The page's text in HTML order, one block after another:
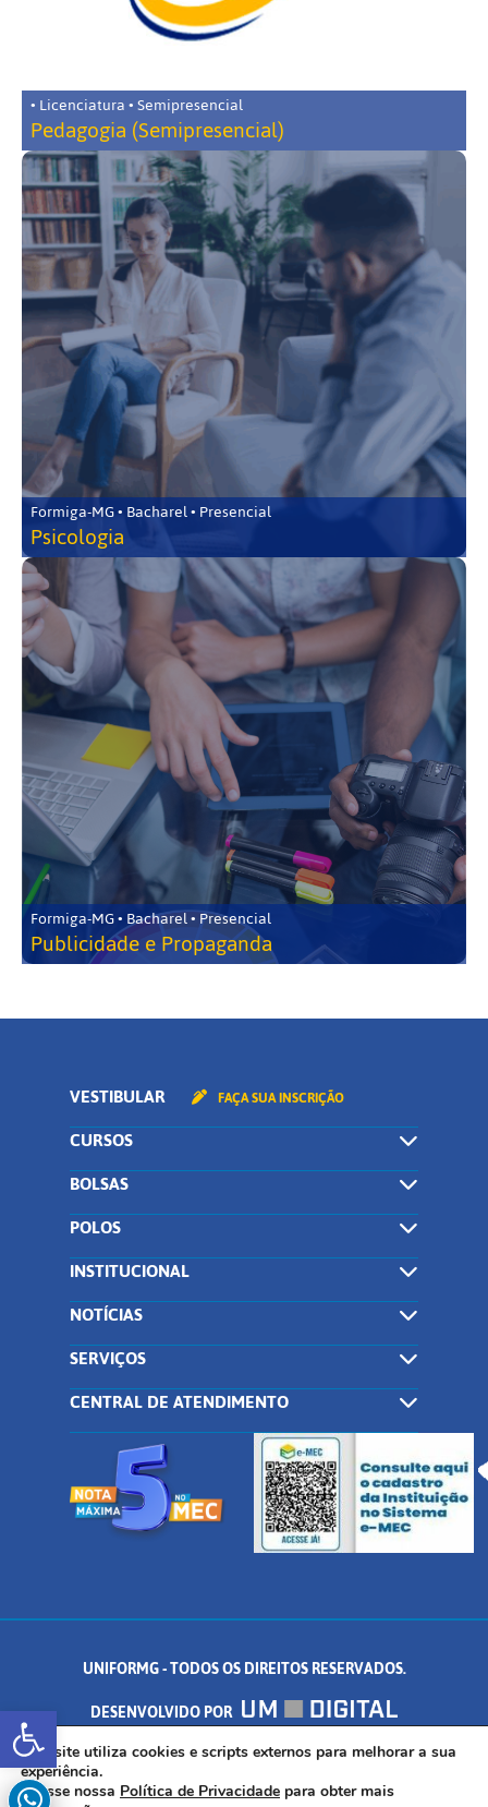
Abrir a barra de ferramentas
• Licenciatura • Semipresencial
Pedagogia (Semipresencial)
Formiga-MG • Bacharel • Presencial
Psicologia
Formiga-MG • Bacharel • Presencial
Publicidade e Propaganda
VESTIBULAR FAÇA SUA INSCRIÇÃO
CURSOS
BOLSAS
POLOS
INSTITUCIONAL
NOTÍCIAS
SERVIÇOS
CENTRAL DE ATENDIMENTO
UNIFORMG - TODOS OS DIREITOS RESERVADOS.
DESENVOLVIDO POR
AV. DR. ARNALDO DE SENNA, 328 - PALMEIRAS, FORMIGA/MG - CEP:
35.574.530
Este site utiliza cookies e scripts externos para melhorar a sua
experiência.
Acesse nossa Política de Privacidade para obter mais